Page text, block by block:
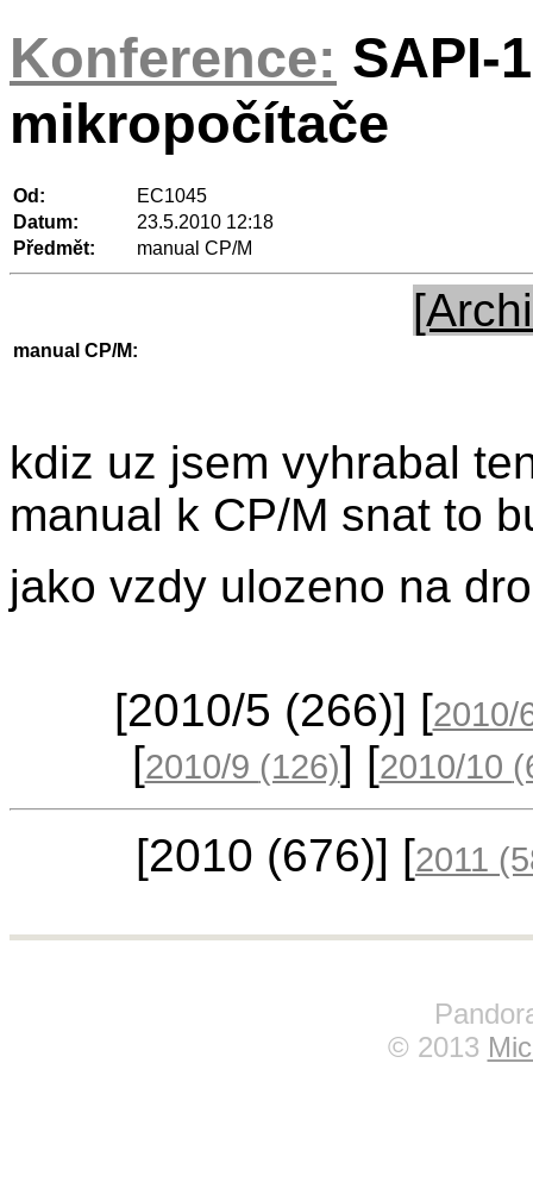
Konference: SAPI-
mikropočítače
Od:
EC1045
Datum:
23.5.2010 12:18
Předmět:
manual CP/M
manual CP/M:
kdiz uz jsem vyhrabal
manual k CP/M snat to
jako vzdy ulozeno na
[2010/5 (266)] [
[2010/9 (126)] [2010/10
[2010 (676)] [2011
© 2013